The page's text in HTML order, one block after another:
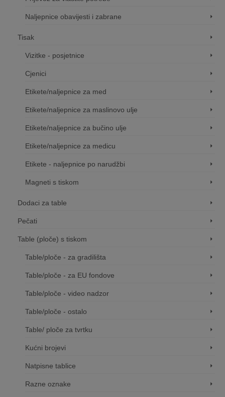
Naljepnice obavijesti i zabrane
Tisak
Vizitke - posjetnice
Cjenici
Etikete/naljepnice za med
Etikete/naljepnice za maslinovo ulje
Etikete/naljepnice za bučino ulje
Etikete/naljepnice za medicu
Etikete - naljepnice po narudžbi
Magneti s tiskom
Dodaci za table
Pečati
Table (ploče) s tiskom
Table/ploče - za gradilišta
Table/ploče - za EU fondove
Table/ploče - video nadzor
Table/ploče - ostalo
Table/ ploče za tvrtku
Kućni brojevi
Natpisne tablice
Razne oznake